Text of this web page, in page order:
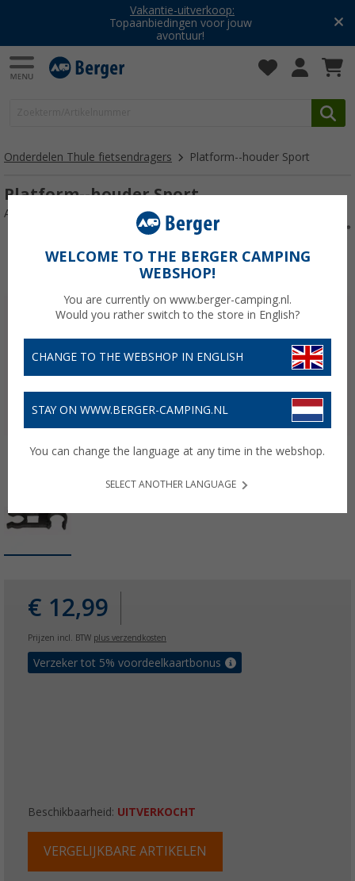
Vakantie-uitverkoop:
Topaanbiedingen voor jouw
avontuur!
Onderdelen Thule fietsendragers Platform--houder Sport
Platform--houder Sport
Artikelnr: 703803
€ 12,99
Prijzen incl. BTW plus verzendkosten
Verzeker tot 5% voordeelkaartbonus
Beschikbaarheid: UITVERKOCHT
VERGELIJKBARE ARTIKELEN
WELCOME TO THE BERGER CAMPING
WEBSHOP!
You are currently on www.berger-camping.nl.
Would you rather switch to the store in English?
CHANGE TO THE WEBSHOP IN ENGLISH
STAY ON WWW.BERGER-CAMPING.NL
You can change the language at any time in the webshop.
SELECT ANOTHER LANGUAGE